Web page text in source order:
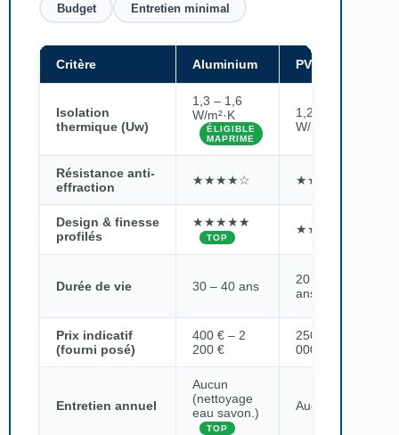
Budget Entretien minimal
Critère Aluminium PVC
Isolation
thermique (Uw)
1,3 – 1,6
W/m²·K
ÉLIGIBLE
MAPRIME
1,2 – 1,6
W/m²·K
Résistance anti-
effraction
★★★★☆ ★★★☆☆
Design & finesse
profilés
★★★★★
TOP
★★★☆☆
Durée de vie 30 – 40 ans
20 – 30
ans
Prix indicatif
(fourni posé)
400 € – 2
200 €
250 € – 1
000 €
Entretien annuel
Aucun
(nettoyage
eau savon.)
TOP
Aucun